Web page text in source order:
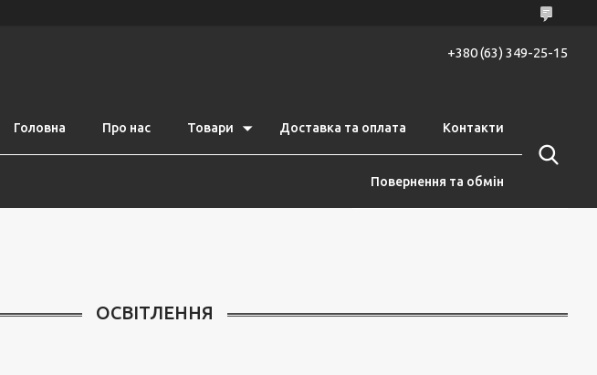
+380 (63) 349-25-15
Головна Про нас Товари Доставка та оплата Контакти
Повернення та обмін
ОСВІТЛЕННЯ